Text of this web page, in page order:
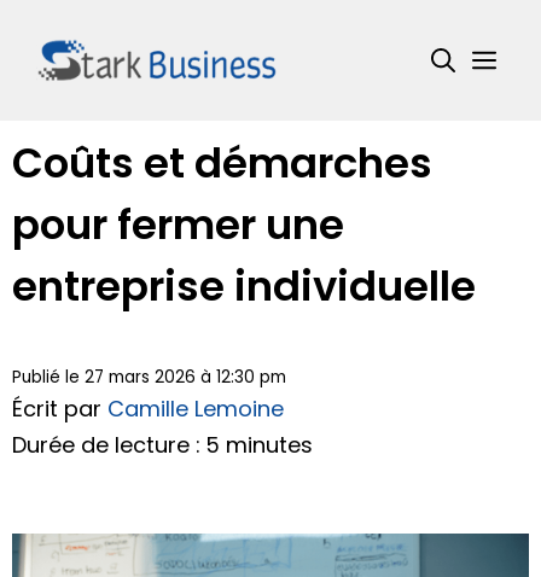
contenu
Coûts et démarches
pour fermer une
entreprise individuelle
Publié le 27 mars 2026 à 12:30 pm
Écrit par Camille Lemoine
Durée de lecture : 5 minutes